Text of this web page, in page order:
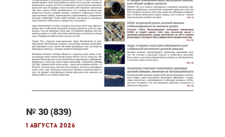
№ 30 (839)
1 августа 2026